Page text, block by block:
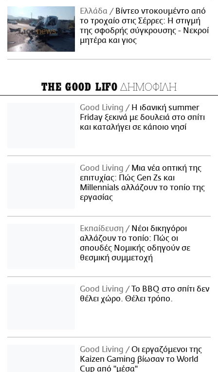
Ελλάδα
Βίντεο ντοκουμέντο από
το τροχαίο στις Σέρρες: Η στιγμή
της σφοδρής σύγκρουσης - Νεκροί
μητέρα και γιος
THE GOOD LIFO ΔΗΜΟΦΙΛΗ
Good Living
Η ιδανική summer
Friday ξεκινά με δουλειά στο σπίτι
και καταλήγει σε κάποιο νησί
Good Living
Μια νέα οπτική της
επιτυχίας: Πώς Gen Zs και
Millennials αλλάζουν το τοπίο της
εργασίας
Εκπαίδευση
Νέοι δικηγόροι
αλλάζουν το τοπίο: Πώς οι
σπουδές Νομικής οδηγούν σε
θεσμική συμμετοχή
Good Living
Το BBQ στο σπίτι δεν
θέλει χώρο. Θέλει τρόπο.
Good Living
Οι εργαζόμενοι της
Kaizen Gaming βίωσαν το World
Cup από "μέσα"